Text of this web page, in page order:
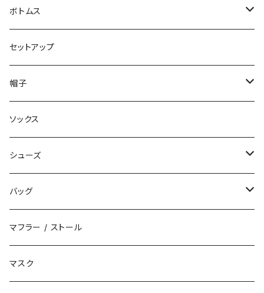
ジャケット
コート
ダウン
ベスト
ボトムス
ロングパンツ
ハーフパンツ
デニムパンツ
セットアップ
帽子
ニット帽 / ビーニー
キャップ
ハット
ソックス
シューズ
スニーカー
サンダル
ブーツ
バッグ
エコバッグ / マーケットバッグ
ショルダーバッグ
マフラー / ストール
マスク